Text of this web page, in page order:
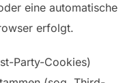
eine automatische
erfolgt.
Party-Cookies)